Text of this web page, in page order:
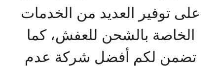
على توفير العديد من الخدمات
الخاصة بالشحن للعفش، كما
تضمن لكم أفضل شركة عدم